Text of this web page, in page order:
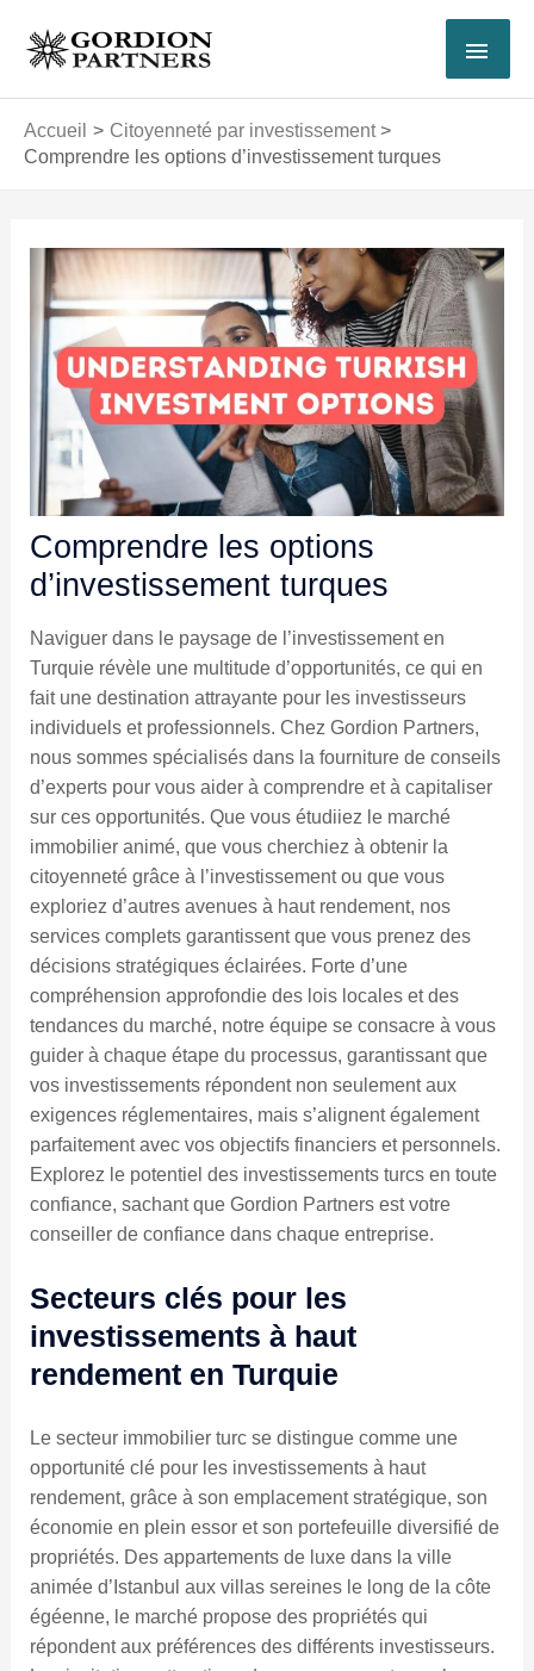
contenu
Accueil
Citoyenneté par investissement
Comprendre les options d’investissement turques
Comprendre les options
d’investissement turques
Naviguer dans le paysage de l’investissement en
Turquie révèle une multitude d’opportunités, ce qui en
fait une destination attrayante pour les investisseurs
individuels et professionnels. Chez Gordion Partners,
nous sommes spécialisés dans la fourniture de conseils
d’experts pour vous aider à comprendre et à capitaliser
sur ces opportunités. Que vous étudiiez le marché
immobilier animé, que vous cherchiez à obtenir la
citoyenneté grâce à l’investissement ou que vous
exploriez d’autres avenues à haut rendement, nos
services complets garantissent que vous prenez des
décisions stratégiques éclairées. Forte d’une
compréhension approfondie des lois locales et des
tendances du marché, notre équipe se consacre à vous
guider à chaque étape du processus, garantissant que
vos investissements répondent non seulement aux
exigences réglementaires, mais s’alignent également
parfaitement avec vos objectifs financiers et personnels.
Explorez le potentiel des investissements turcs en toute
confiance, sachant que Gordion Partners est votre
conseiller de confiance dans chaque entreprise.
Secteurs clés pour les
investissements à haut
rendement en Turquie
Le secteur immobilier turc se distingue comme une
opportunité clé pour les investissements à haut
rendement, grâce à son emplacement stratégique, son
économie en plein essor et son portefeuille diversifié de
propriétés. Des appartements de luxe dans la ville
animée d’Istanbul aux villas sereines le long de la côte
égéenne, le marché propose des propriétés qui
répondent aux préférences des différents investisseurs.
articles